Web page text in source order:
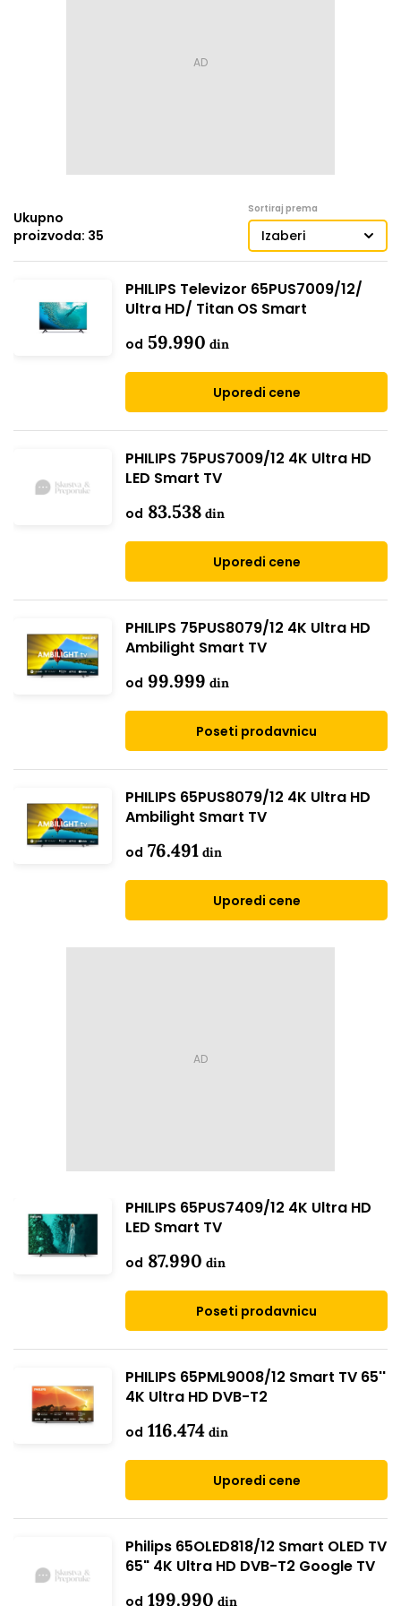
Ukupno
proizvoda: 35
Sortiraj prema
Izaberi
PHILIPS Televizor 65PUS7009/12/
Ultra HD/ Titan OS Smart
od 59.990 din
Uporedi cene
PHILIPS 75PUS7009/12 4K Ultra HD
LED Smart TV
od 83.538 din
Uporedi cene
PHILIPS 75PUS8079/12 4K Ultra HD
Ambilight Smart TV
od 99.999 din
Poseti prodavnicu
PHILIPS 65PUS8079/12 4K Ultra HD
Ambilight Smart TV
od 76.491 din
Uporedi cene
PHILIPS 65PUS7409/12 4K Ultra HD
LED Smart TV
od 87.990 din
Poseti prodavnicu
PHILIPS 65PML9008/12 Smart TV 65''
4K Ultra HD DVB-T2
od 116.474 din
Uporedi cene
Philips 65OLED818/12 Smart OLED TV
65" 4K Ultra HD DVB-T2 Google TV
od 199.990 din